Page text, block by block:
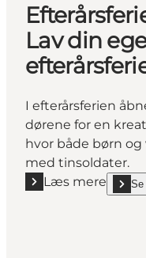
Lav din
I efterårsferien
dørene for en
hvor både børn
med tinsoldater.
Læs mere
Læs mere Se
show